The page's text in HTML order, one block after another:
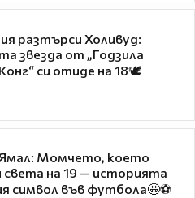
разтърси Холивуд:
звезда от „Годзила
си отиде на 18🕊️
Момчето, което
света на 19 — историята
символ във футбола🤩⚽